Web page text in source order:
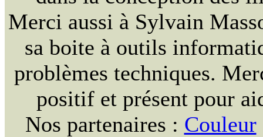
Merci aussi à Sylvain
sa boite à outils
problèmes techniques.
positif et présent pour
Nos partenaires : Couleur